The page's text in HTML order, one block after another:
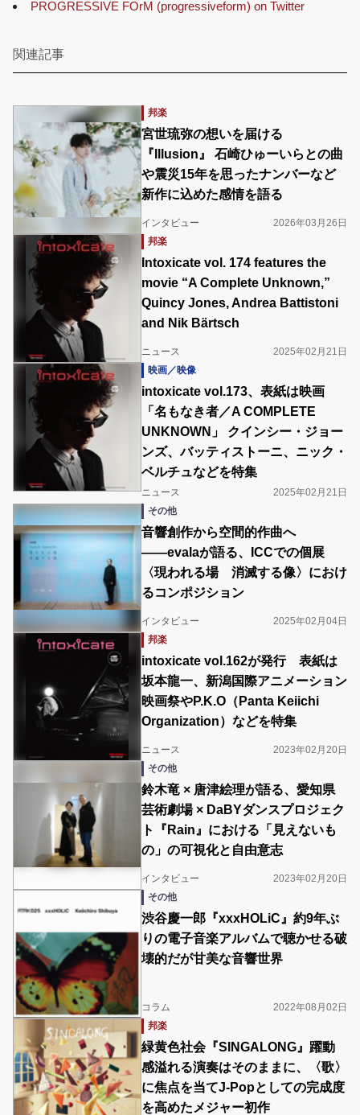
PROGRESSIVE FOrM (progressiveform) on Twitter
関連記事
邦楽
宮世琉弥の想いを届ける
『Illusion』 石崎ひゅーいらとの曲
や震災15年を思ったナンバーなど
新作に込めた感情を語る
インタビュー
2026年03月26日
邦楽
Intoxicate vol. 174 features the
movie “A Complete Unknown,”
Quincy Jones, Andrea Battistoni
and Nik Bärtsch
ニュース
2025年02月21日
映画／映像
intoxicate vol.173、表紙は映画
「名もなき者／A COMPLETE
UNKNOWN」 クインシー・ジョー
ンズ、バッティストーニ、ニック・
ベルチュなどを特集
ニュース
2025年02月21日
その他
音響創作から空間的作曲へ
――evalaが語る、ICCでの個展
〈現われる場 消滅する像〉におけ
るコンポジション
インタビュー
2025年02月04日
邦楽
intoxicate vol.162が発行 表紙は
坂本龍一、新潟国際アニメーション
映画祭やP.K.O（Panta Keiichi
Organization）などを特集
ニュース
2023年02月20日
その他
鈴木竜 × 唐津絵理が語る、愛知県
芸術劇場 × DaBYダンスプロジェク
ト『Rain』における「見えないも
の」の可視化と自由意志
インタビュー
2023年02月20日
その他
渋谷慶一郎『xxxHOLiC』約9年ぶ
りの電子音楽アルバムで聴かせる破
壊的だが甘美な音響世界
コラム
2022年08月02日
邦楽
緑黄色社会『SINGALONG』躍動
感溢れる演奏はそのままに、〈歌〉
に焦点を当てJ-Popとしての完成度
を高めたメジャー初作